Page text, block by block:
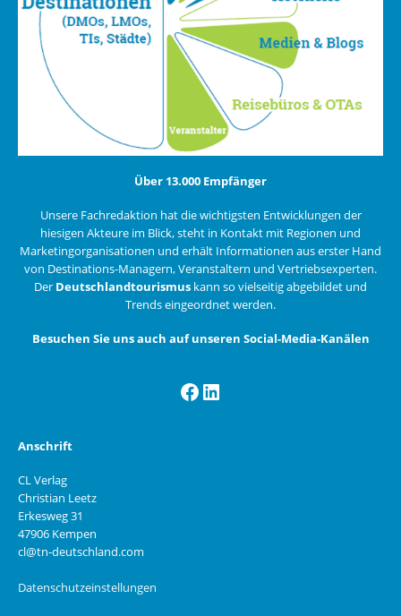
Über 13.000 Empfänger
Unsere Fachredaktion hat die wichtigsten Entwicklungen der
hiesigen Akteure im Blick, steht in Kontakt mit Regionen und
Marketingorganisationen und erhält Informationen aus erster Hand
von Destinations-Managern, Veranstaltern und Vertriebsexperten.
Der Deutschlandtourismus kann so vielseitig abgebildet und
Trends eingeordnet werden.
Besuchen Sie uns auch auf unseren Social-Media-Kanälen
Facebook
LinkedIn
Anschrift
CL Verlag
Christian Leetz
Erkesweg 31
47906 Kempen
cl@tn-deutschland.com
Datenschutzeinstellungen